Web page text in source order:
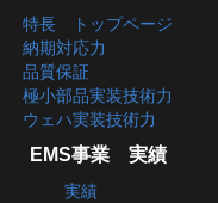
特長 トップページ
納期対応力
品質保証
極小部品実装技術力
ウェハ実装技術力
EMS事業 実績
実績